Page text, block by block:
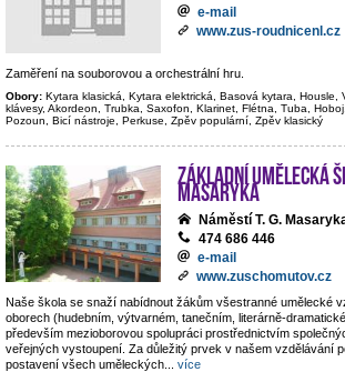
e-mail
www.zus-roudnicenl.cz
Zaměření na souborovou a orchestrální hru.
Obory: Kytara klasická, Kytara elektrická, Basová kytara, Housle,
klávesy, Akordeon, Trubka, Saxofon, Klarinet, Flétna, Tuba,
Pozoun, Bicí nástroje, Perkuse, Zpěv populární, Zpěv klasický
Základní umělecká
Masaryka
Náměstí T. G.
474 686 446
e-mail
www.zuschomutov.cz
Naše škola se snaží nabídnout žákům všestranné umělecké
oborech (hudebním, výtvarném, tanečním, literárně-
především mezioborovou spolupráci prostřednictvím
veřejných vystoupení. Za důležitý prvek v našem vzdělávání
postavení všech uměleckých
více